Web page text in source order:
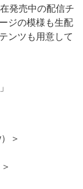
発売中の配信チ
ジの模様も生配
ンツも用意して
＞